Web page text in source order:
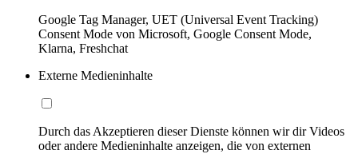
Google Tag Manager, UET (Universal Event Tracking)
Consent Mode von Microsoft, Google Consent Mode,
Klarna, Freshchat
Externe Medieninhalte
Durch das Akzeptieren dieser Dienste können wir dir Videos
oder andere Medieninhalte anzeigen, die von externen